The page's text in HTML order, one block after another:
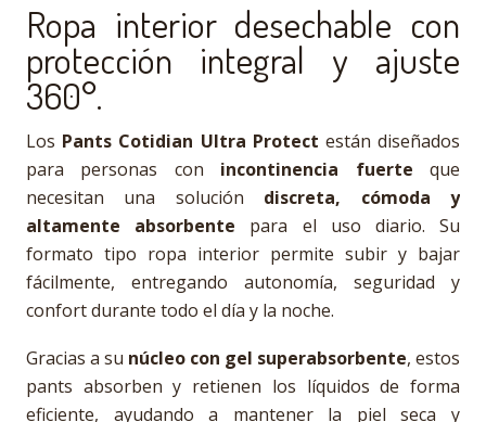
Ropa interior desechable con
protección integral y ajuste
360°.
Los Pants Cotidian Ultra Protect están diseñados
para personas con incontinencia fuerte que
necesitan una solución discreta, cómoda y
altamente absorbente para el uso diario. Su
formato tipo ropa interior permite subir y bajar
fácilmente, entregando autonomía, seguridad y
confort durante todo el día y la noche.
Gracias a su núcleo con gel superabsorbente, estos
pants absorben y retienen los líquidos de forma
eficiente, ayudando a mantener la piel seca y